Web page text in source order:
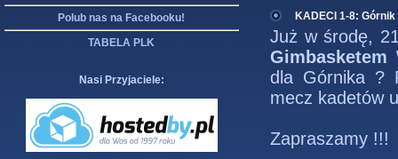
Polub nas na Facebooku!
TABELA PLK
Nasi Przyjaciele:
KADECI 1-8:
Już w środę,
Gimbasketem
dla Górnika ?
mecz kadetów
Zapraszamy !!!